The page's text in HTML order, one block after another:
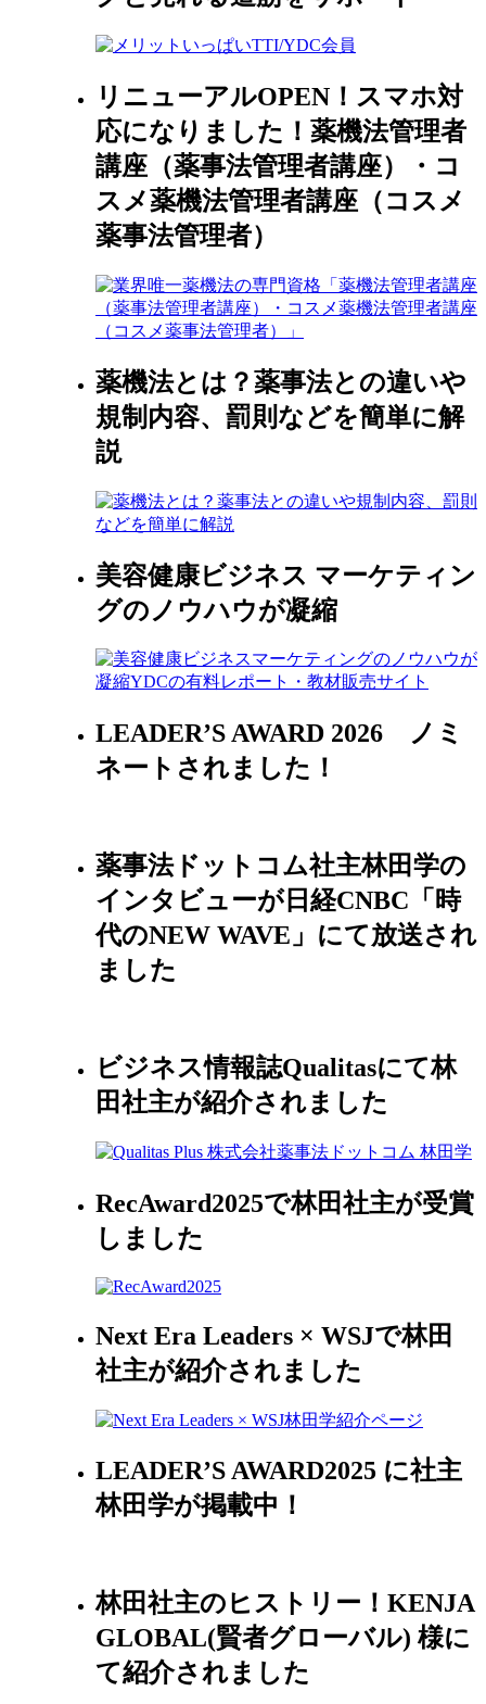
リニューアルOPEN！スマホ対
応になりました！薬機法管理者
講座（薬事法管理者講座）・コ
スメ薬機法管理者講座（コスメ
薬事法管理者）
薬機法とは？薬事法との違いや
規制内容、罰則などを簡単に解
説
美容健康ビジネス マーケティン
グのノウハウが凝縮
LEADER’S AWARD 2026 ノミ
ネートされました！
薬事法ドットコム社主林田学の
インタビューが日経CNBC「時
代のNEW WAVE」にて放送され
ました
ビジネス情報誌Qualitasにて林
田社主が紹介されました
RecAward2025で林田社主が受賞
しました
Next Era Leaders × WSJで林田
社主が紹介されました
LEADER’S AWARD2025 に社主
林田学が掲載中！
林田社主のヒストリー！KENJA
GLOBAL(賢者グローバル) 様に
て紹介されました